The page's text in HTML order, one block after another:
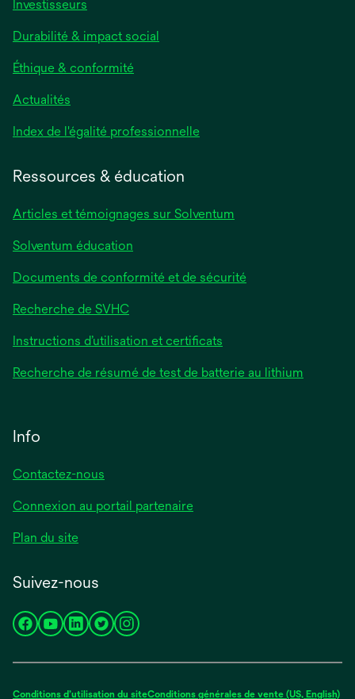
Investisseurs
Durabilité & impact social
Éthique & conformité
Actualités
Index de l'égalité professionnelles’ouvre
onglet
Ressources & éducation
Articles et témoignages sur Solventum
Solventum éducation
Documents de conformité et de sécurité
Recherche de SVHC
Instructions d’utilisation et certificats
Recherche de résumé de test de batterie au lithium
Info
Contactez-nous
Connexion au portail partenaire
Plan du site
Suivez-nous
s’ouvre
nouvel
s’ouvre
nouvel
s’ouvre
nouvel
s’ouvre
nouvel
s’ouvre
nouvel
Conditions d’utilisation du siteConditions générales de vente (US, English)